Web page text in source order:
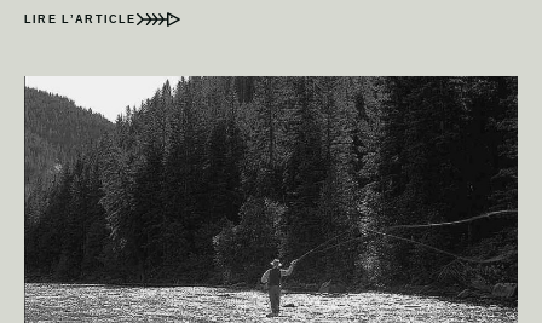
LIRE L’ARTICLE